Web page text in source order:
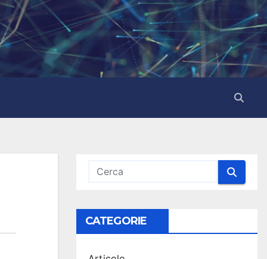
CATEGORIE